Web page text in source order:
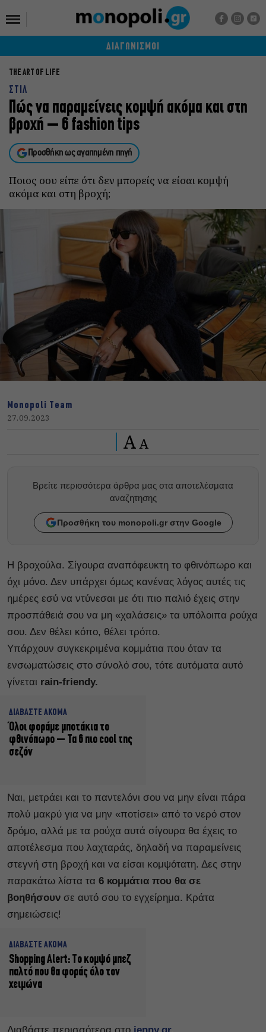
ΔΙΑΓΩΝΙΣΜΟΙ
THE ART OF LIFE
ΣΤΙΛ
Πώς να παραμείνεις κομψή ακόμα και στη
βροχή – 6 fashion tips
Προσθήκη ως αγαπημένη πηγή
Ποιος σου είπε ότι δεν μπορείς να είσαι κομψή
ακόμα και στη βροχή;
Monopoli Team
27.09.2023
A A
Βρείτε περισσότερα άρθρα μας στα αποτελέσματα
αναζητησης
Προσθήκη του monopoli.gr στην Google
Η βροχούλα. Σίγουρα αναπόφευκτη το φθινόπωρο και
όχι μόνο. Δεν υπάρχει όμως κανένας λόγος αυτές τις
ημέρες εσύ να ντύνεσαι με ότι πιο παλιό έχεις στην
προσπάθειά σου να μη «χαλάσεις» τα υπόλοιπα ρούχα
σου. Δεν θέλει κόπο, θέλει τρόπο.
Υπάρχουν συγκεκριμένα κομμάτια που όταν τα
ενσωματώσεις στο σύνολό σου, τότε αυτόματα αυτό
γίνεται rain-friendy.
ΔΙΑΒΑΣΤΕ ΑΚΟΜΑ
Όλοι φοράμε μποτάκια το
φθινόπωρο – Τα 6 πιο cool της
σεζόν
Ναι, μετράει και το παντελόνι σου να μην είναι πάρα
πολύ μακρύ για να μην «ποτίσει» από το νερό στον
δρόμο, αλλά με τα ρούχα αυτά σίγουρα θα έχεις το
αποτέλεσμα που λαχταράς, δηλαδή να παραμείνεις
στεγνή στη βροχή και να είσαι κομψότατη. Δες στην
παρακάτω λίστα τα 6 κομμάτια που θα σε
βοηθήσουν σε αυτό σου το εγχείρημα. Κράτα
σημειώσεις!
ΔΙΑΒΑΣΤΕ ΑΚΟΜΑ
Shopping Alert: Το κομψό μπεζ
παλτό που θα φοράς όλο τον
χειμώνα
Διαβάστε περισσότερα στο jenny.gr.